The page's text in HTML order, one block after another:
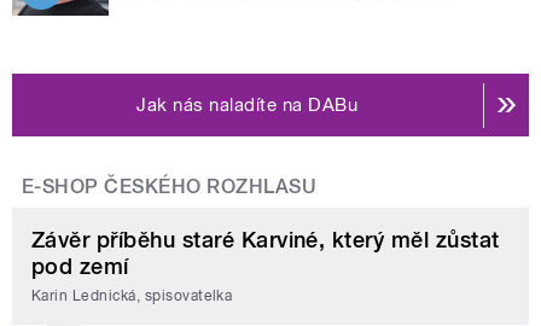
Jak nás naladíte na DABu
E-SHOP ČESKÉHO ROZHLASU
Závěr příběhu staré Karviné, který měl zůstat
pod zemí
Karin Lednická, spisovatelka